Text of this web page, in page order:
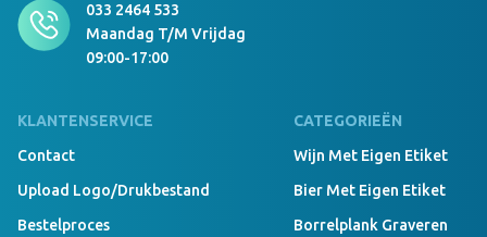
033 2464 533
Maandag T/m Vrijdag
09:00-17:00
KLANTENSERVICE
Contact
Upload Logo/drukbestand
Bestelproces
CATEGORIEËN
Wijn Met Eigen Etiket
Bier Met Eigen Etiket
Borrelplank Graveren